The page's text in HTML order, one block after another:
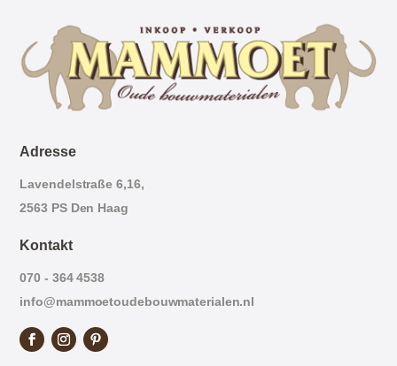
Adresse
Lavendelstraße 6,16,
2563 PS Den Haag
Kontakt
070 - 364 4538
info@mammoetoudebouwmaterialen.nl